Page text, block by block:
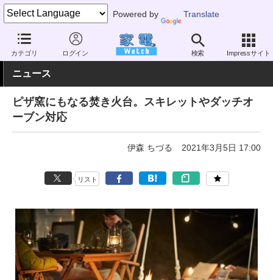
Powered by Translate
カテゴリ ログイン 検索 Impressサイト
家電 Watch その他・家電 アウトドア キャンプ
ニュース
ピザ窯にもなる焚き火台。スキレットやダッチオ
ーブン対応
伊森 ちづる 2021年3月5日 17:00
リスト